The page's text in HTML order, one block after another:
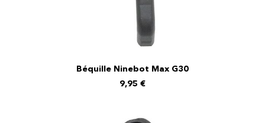
Béquille Ninebot Max G30
9,95 €